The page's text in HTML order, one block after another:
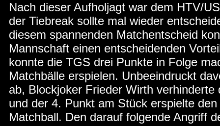
Nach dieser Aufholjagt war dem HTV/
der Tiebreak sollte mal wieder
diesem spannenden Matchentscheid
Mannschaft einen entscheidenden
konnte die TGS drei Punkte in Folge
Matchbälle erspielen. Unbeeindruckt
ab, Blockjoker Frieder Wirth
und der 4. Punkt am Stück erspielte
Matchball. Den darauf folgende Angriff